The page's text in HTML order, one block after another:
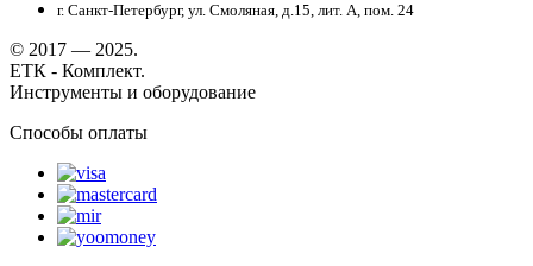
г. Санкт-Петербург, ул. Смоляная, д.15, лит. А, пом. 24
© 2017 — 2025.
ЕТК - Комплект.
Инструменты и оборудование
Способы оплаты